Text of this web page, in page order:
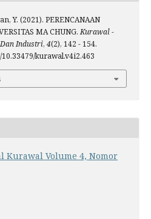
Y. (2021). PERENCANAAN
MA CHUNG.Kurawal -
Industri, 4(2), 142 - 154.
kurawal.v4i2.463
Kurawal Volume 4, Nomor